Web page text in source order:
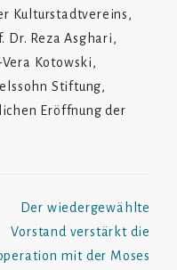
Kulturstadtvereins,
Dr. Reza Asghari,
Kotowski,
Stiftung,
Eröffnung der
Der wiedergewählte
Vorstand verstärkt die
mit der Moses